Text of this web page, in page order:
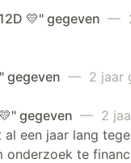
💛" gegeven —
gegeven — 2 jaar
gegeven — 2
een jaar lang
onderzoek te